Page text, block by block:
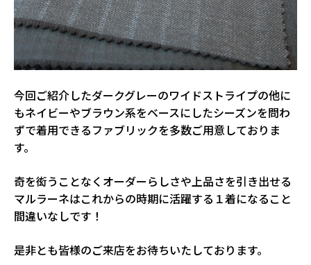
今回ご紹介したダークグレーのワイドストライプの他に
もネイビーやブラウン系をベースにしたシーズンを問わ
ずで着用できるファブリックを多数ご用意しておりま
す。
奇を衒うことなくオーダーらしさや上品さを引き出せる
マルラーネはこれからの時期に活躍する１着になること
間違いなしです！
是非とも皆様のご来店をお待ちいたしております。